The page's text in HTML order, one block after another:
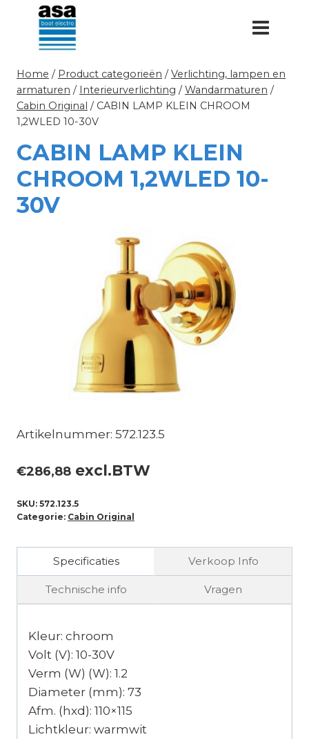
Doorgaan
inhoud
Home / Product categorieën / Verlichting, lampen en
armaturen / Interieurverlichting / Wandarmaturen /
Cabin Original / CABIN LAMP KLEIN CHROOM
1,2WLED 10-30V
CABIN LAMP KLEIN
CHROOM 1,2WLED 10-
30V
Artikelnummer: 572.123.5
€286,88 excl.BTW
SKU: 572.123.5
Categorie: Cabin Original
Specificaties Verkoop Info
Technische info Vragen
Kleur: chroom
Volt (V): 10-30V
Verm (W) (W): 1.2
Diameter (mm): 73
Afm. (hxd): 110×115
Lichtkleur: warmwit